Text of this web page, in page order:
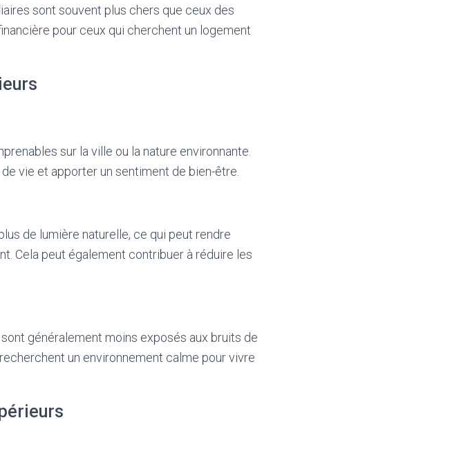
sont souvent plus chers que ceux des
pour ceux qui cherchent un logement
sur la ville ou la nature environnante.
vie et apporter un sentiment de bien-être.
de lumière naturelle, ce qui peut rendre
Cela peut également contribuer à réduire les
généralement moins exposés aux bruits de
un environnement calme pour vivre